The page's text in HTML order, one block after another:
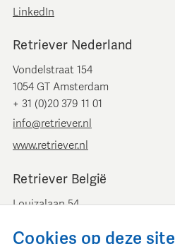
LinkedIn
Retriever Nederland
Vondelstraat 154
1054 GT Amsterdam
+ 31 (0)20 379 11 01
info@retriever.nl
www.retriever.nl
Retriever België
Louizalaan 54
+ 32 (0)2 893 00 52
Cookies op deze site